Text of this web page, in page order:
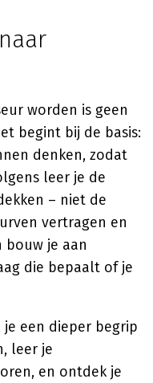
worden is geen
begint bij de basis:
denken, zodat
leer je de
– niet de
vertragen en
bouw je aan
die bepaalt of je
een dieper begrip
leer je
en ontdek je